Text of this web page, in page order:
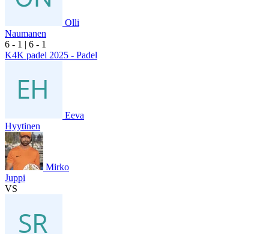
Olli
Naumanen
6 - 1 | 6 - 1
K4K padel 2025 - Padel
Eeva
Hyytinen
Mirko
Juppi
VS